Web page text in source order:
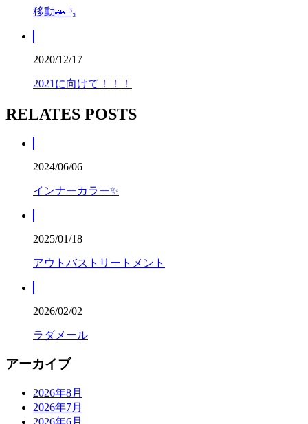
移動🚗 ³₃
2020/12/17
2021に向けて！！！
RELATES POSTS
2024/06/06
インナーカラー✨
2025/01/18
アウトバストリートメント
2026/02/02
ラダメール
アーカイブ
2026年8月
2026年7月
2026年6月